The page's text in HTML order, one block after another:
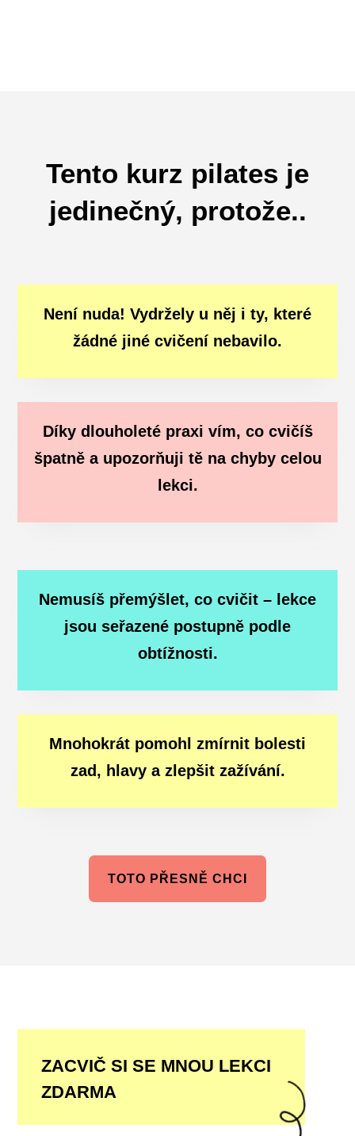
Tento kurz pilates je
jedinečný, protože..
Není nuda! Vydržely u něj i ty, které
žádné jiné cvičení nebavilo.
Díky dlouholeté praxi vím, co cvičíš
špatně a upozorňuji tě na chyby celou
lekci.
Nemusíš přemýšlet, co cvičit – lekce
jsou seřazené postupně podle
obtížnosti.
Mnohokrát pomohl zmírnit bolesti
zad, hlavy a zlepšit zažívání.
TOTO PŘESNĚ CHCI
ZACVIČ SI SE MNOU LEKCI
ZDARMA